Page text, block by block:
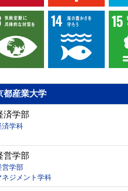
都産業大学
済学部
済学科
営学部
営学部
ネジメント学科